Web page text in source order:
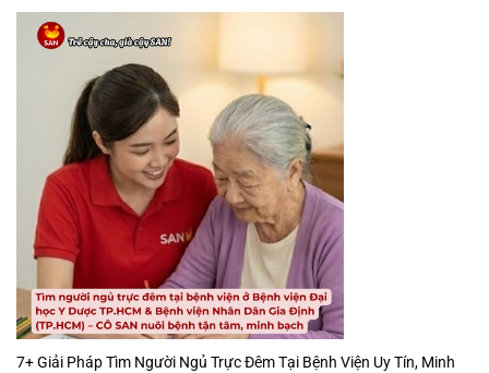
7+ Giải Pháp Tìm Người Ngủ Trực Đêm Tại Bệnh Viện Uy Tín, Minh